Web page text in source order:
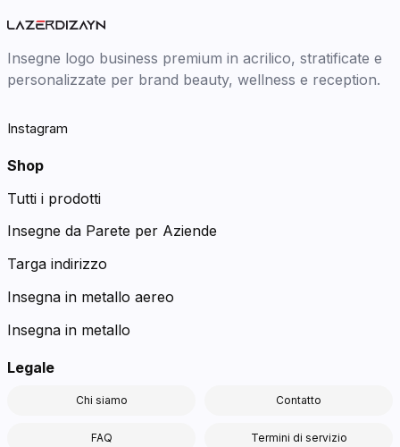
Insegne logo business premium in acrilico, stratificate e
personalizzate per brand beauty, wellness e reception.
Instagram
Shop
Tutti i prodotti
Insegne da Parete per Aziende
Targa indirizzo
Insegna in metallo aereo
Insegna in metallo
Legale
Chi siamo Contatto
FAQ Termini di servizio